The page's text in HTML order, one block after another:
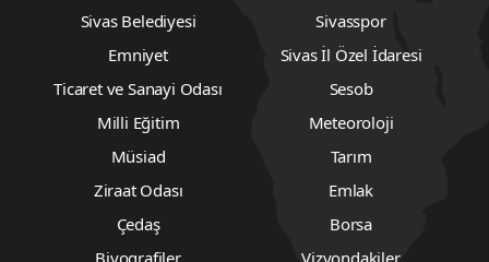
Sivas Belediyesi
Sivasspor
Emniyet
Sivas İl Özel İdaresi
Ticaret ve Sanayi Odası
Sesob
Milli Eğitim
Meteoroloji
Müsiad
Tarım
Ziraat Odası
Emlak
Çedaş
Borsa